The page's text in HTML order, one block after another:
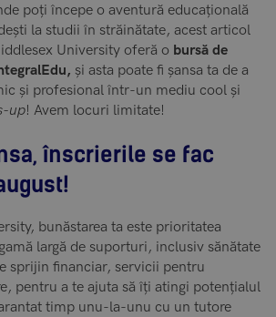
poți începe o aventură educațională
la studii în străinătate, acest articol
University oferă o bursă de
și asta poate fi șansa ta de a
și profesional într-un mediu cool și
up! Avem locuri limitate!
înscrierile se fac
bunăstarea ta este prioritatea
largă de suporturi, inclusiv sănătate
sprijin financiar, servicii pentru
pentru a te ajuta să îți atingi potențialul
timp unu-la-unu cu un tutore